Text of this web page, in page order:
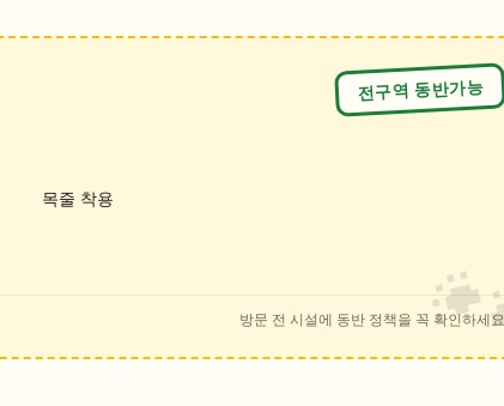
전구역 동반가능
목줄 착용
방문 전 시설에 동반 정책을 꼭 확인하세요